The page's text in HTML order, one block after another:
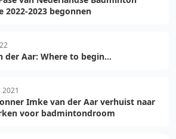
2022-2023 begonnen
der Aar: Where to begin...
2021
Imke van der Aar verhuist naar
voor badmintondroom